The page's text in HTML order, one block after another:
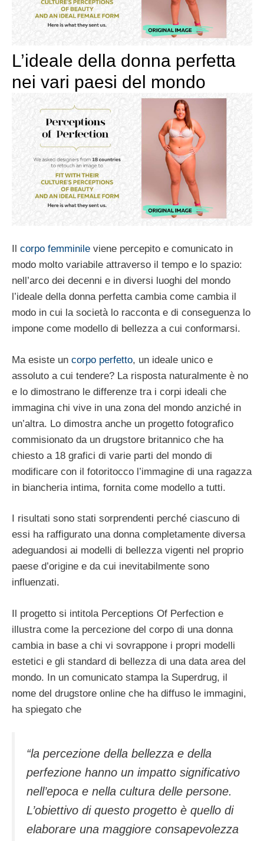
L’ideale della donna perfetta
nei vari paesi del mondo
Il corpo femminile viene percepito e comunicato in
modo molto variabile attraverso il tempo e lo spazio:
nell’arco dei decenni e in diversi luoghi del mondo
l’ideale della donna perfetta cambia come cambia il
modo in cui la società lo racconta e di conseguenza lo
impone come modello di bellezza a cui conformarsi.
Ma esiste un corpo perfetto, un ideale unico e
assoluto a cui tendere? La risposta naturalmente è no
e lo dimostrano le differenze tra i corpi ideali che
immagina chi vive in una zona del mondo anziché in
un’altra. Lo dimostra anche un progetto fotografico
commisionato da un drugstore britannico che ha
chiesto a 18 grafici di varie parti del mondo di
modificare con il fotoritocco l’immagine di una ragazza
in biancheria intima, fornita come modello a tutti.
I risultati sono stati sorprendenti perché ciascuno di
essi ha raffigurato una donna completamente diversa
adeguandosi ai modelli di bellezza vigenti nel proprio
paese d’origine e da cui inevitabilmente sono
influenzati.
Il progetto si intitola Perceptions Of Perfection e
illustra come la percezione del corpo di una donna
cambia in base a chi vi sovrappone i propri modelli
estetici e gli standard di bellezza di una data area del
mondo. In un comunicato stampa la Superdrug, il
nome del drugstore online che ha diffuso le immagini,
ha spiegato che
“la percezione della bellezza e della
perfezione hanno un impatto significativo
nell’epoca e nella cultura delle persone.
L’obiettivo di questo progetto è quello di
elaborare una maggiore consapevolezza